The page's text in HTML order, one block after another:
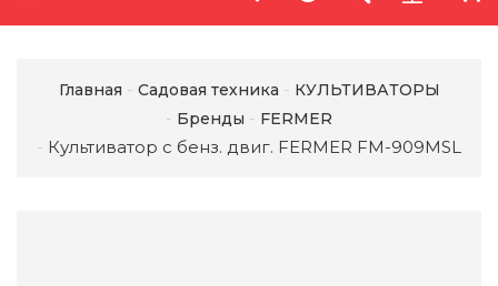
Главная Садовая техника
КУЛЬТИВАТОРЫ
Бренды
FERMER
Культиватор с бенз. двиг. FERMER FM-909MSL